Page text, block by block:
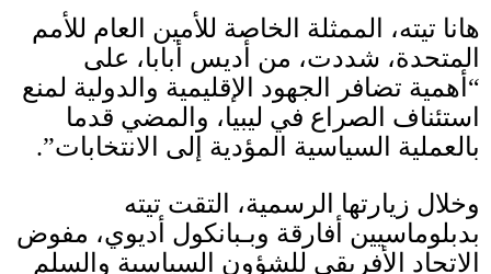
هانا تيته، الممثلة الخاصة للأمين العام للأمم
المتحدة، شددت، من أديس أبابا، على
“أهمية تضافر الجهود الإقليمية والدولية لمنع
استئناف الصراع في ليبيا، والمضي قدما
بالعملية السياسية المؤدية إلى الانتخابات”.
وخلال زيارتها الرسمية، التقت تيته
بدبلوماسيين أفارقة وبـبانكول أديوي، مفوض
الاتحاد الأفريقي للشؤون السياسية والسلم